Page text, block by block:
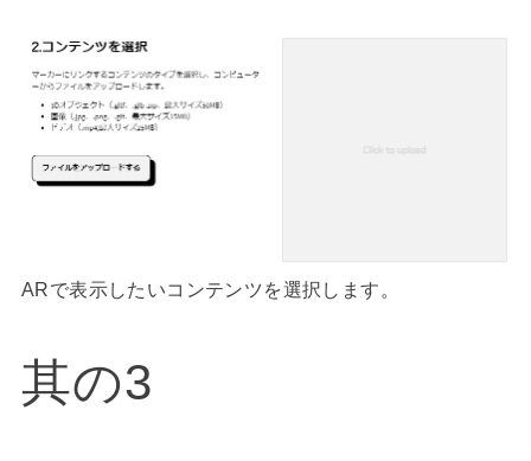
ARで表示したいコンテンツを選択します。
其の3